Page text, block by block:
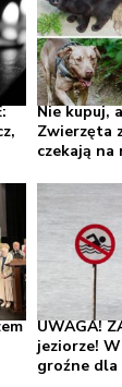
Nie kupuj,
Zwierzęta
czekają na
UWAGA!
jeziorze!
groźne dla